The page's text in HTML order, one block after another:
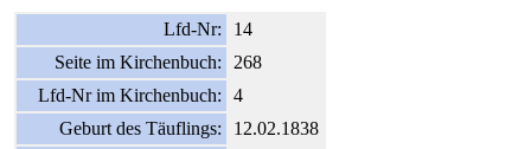
Lfd-Nr:
14
Seite im Kirchenbuch:
268
Lfd-Nr im Kirchenbuch:
4
Geburt des Täuflings:
12.02.1838